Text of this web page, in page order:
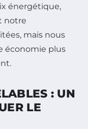
énergétique,
notre
mais nous
économie plus
: UN
LE